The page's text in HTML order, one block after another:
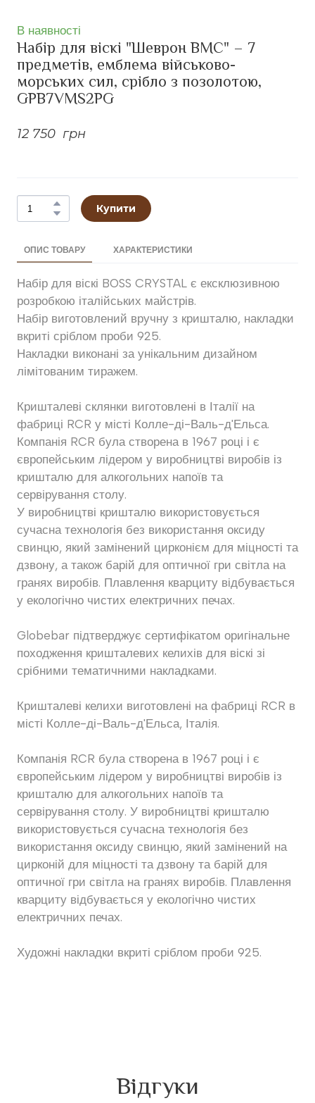
В наявності
Набір для віскі "Шеврон ВМС" – 7
предметів, емблема військово-
морських сил, срібло з позолотою,
GPB7VMS2PG
12 750  грн
Купити
ОПИС ТОВАРУ ХАРАКТЕРИСТИКИ
Набір для віскі BOSS CRYSTAL є ексклюзивною
розробкою італійських майстрів.
Набір виготовлений вручну з кришталю, накладки
вкриті сріблом проби 925.
Накладки виконані за унікальним дизайном
лімітованим тиражем.
Кришталеві склянки виготовлені в Італії на
фабриці RCR у місті Колле-ді-Валь-д'Ельса.
Компанія RCR була створена в 1967 році і є
європейським лідером у виробництві виробів із
кришталю для алкогольних напоїв та
сервірування столу.
У виробництві кришталю використовується
сучасна технологія без використання оксиду
свинцю, який замінений цирконієм для міцності та
дзвону, а також барій для оптичної гри світла на
гранях виробів. Плавлення кварциту відбувається
у екологічно чистих електричних печах.
Globebar підтверджує сертифікатом оригінальне
походження кришталевих келихів для віскі зі
срібними тематичними накладками.
Кришталеві келихи виготовлені на фабриці RCR в
місті Колле-ді-Валь-д'Ельса, Італія.
Компанія RCR була створена в 1967 році і є
європейським лідером у виробництві виробів із
кришталю для алкогольних напоїв та
сервірування столу. У виробництві кришталю
використовується сучасна технологія без
використання оксиду свинцю, який замінений на
цирконій для міцності та дзвону та барій для
оптичної гри світла на гранях виробів. Плавлення
кварциту відбувається у екологічно чистих
електричних печах.
Художні накладки вкриті сріблом проби 925.
Відгуки